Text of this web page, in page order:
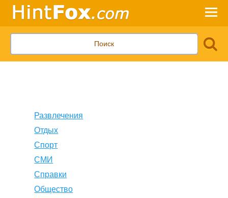
Развлечения
Отдых
Спорт
СМИ
Справки
Общество